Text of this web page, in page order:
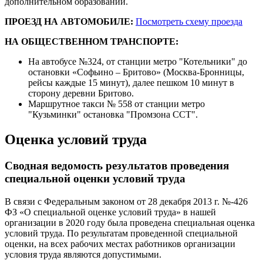
ПРОЕЗД НА АВТОМОБИЛЕ: Посмотреть схему проезда
НА ОБЩЕСТВЕННОМ ТРАНСПОРТЕ:
На автобусе №324, от станции метро "Котельники" до
остановки «Софьино – Бритово» (Москва-Бронницы,
рейсы каждые 15 минут), далее пешком 10 минут в
сторону деревни Бритово.
Маршрутное такси № 558 от станции метро
"Кузьминки" остановка "Промзона ССТ".
Оценка условий труда
Сводная ведомость результатов проведения
специальной оценки условий труда
В связи с Федеральным законом от 28 декабря 2013 г. №-426
ФЗ «О специальной оценке условий труда» в нашей
организации в 2020 году была проведена специальная оценка
условий труда. По результатам проведенной специальной
оценки, на всех рабочих местах работников организации
условия труда являются допустимыми.